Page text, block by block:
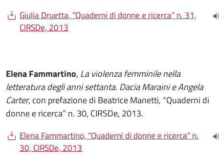
Document
Giulia Druetta, “Quaderni di donne e ricerca” n. 31,
CIRSDe, 2013
Elena Fammartino, La violenza femminile nella
letteratura degli anni settanta. Dacia Maraini e Angela
Carter, con prefazione di Beatrice Manetti, “Quaderni di
donne e ricerca” n. 30, CIRSDe, 2013.
Document
Elena Fammartino, “Quaderni di donne e ricerca” n.
30, CIRSDe, 2013